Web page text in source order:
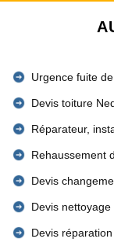
Urgence fuite
Devis toiture
Réparateur,
Rehaussement
Devis
Devis
Devis